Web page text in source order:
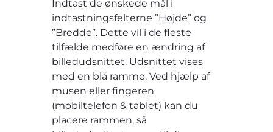
Indtast de ønskede mål i
indtastningsfelterne ”Højde” og
”Bredde”. Dette vil i de fleste
tilfælde medføre en ændring af
billedudsnittet. Udsnittet vises
med en blå ramme. Ved hjælp af
musen eller fingeren
(mobiltelefon & tablet) kan du
placere rammen, så